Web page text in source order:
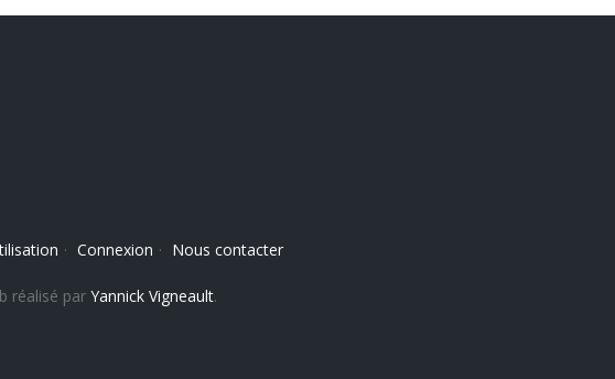
· Connexion · Nous contacter
réalisé par Yannick Vigneault.